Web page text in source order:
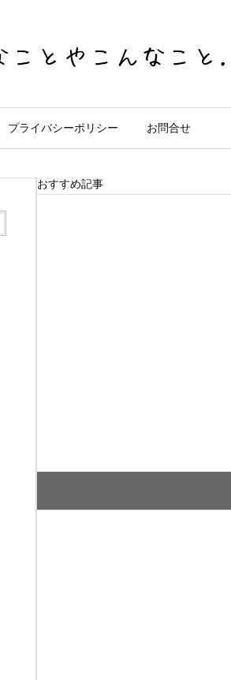
プライバシーポリシー お問合せ
おすすめ記事